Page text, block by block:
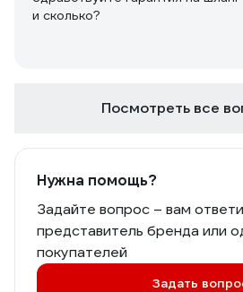
и сколько?
Посмотреть все
Нужна помощь?
Задайте вопрос – вам
представитель бренда или
покупателей
Задать